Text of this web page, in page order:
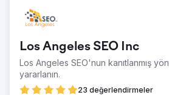
Los Angeles SEO Inc
Los Angeles SEO'nun kanıtlanmış
yararlanın.
23 değerlendirmeler